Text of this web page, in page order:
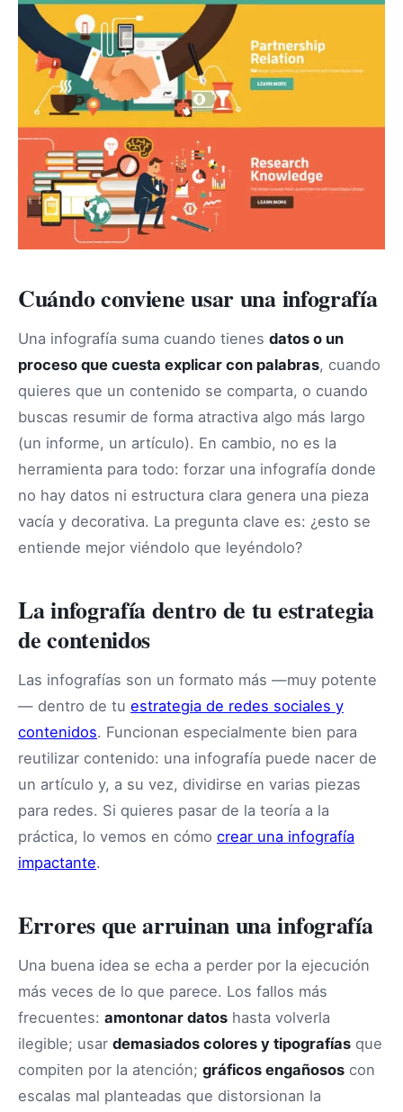
Cuándo conviene usar una infografía
Una infografía suma cuando tienes datos o un
proceso que cuesta explicar con palabras, cuando
quieres que un contenido se comparta, o cuando
buscas resumir de forma atractiva algo más largo
(un informe, un artículo). En cambio, no es la
herramienta para todo: forzar una infografía donde
no hay datos ni estructura clara genera una pieza
vacía y decorativa. La pregunta clave es: ¿esto se
entiende mejor viéndolo que leyéndolo?
La infografía dentro de tu estrategia
de contenidos
Las infografías son un formato más —muy potente
— dentro de tu estrategia de redes sociales y
contenidos. Funcionan especialmente bien para
reutilizar contenido: una infografía puede nacer de
un artículo y, a su vez, dividirse en varias piezas
para redes. Si quieres pasar de la teoría a la
práctica, lo vemos en cómo crear una infografía
impactante.
Errores que arruinan una infografía
Una buena idea se echa a perder por la ejecución
más veces de lo que parece. Los fallos más
frecuentes: amontonar datos hasta volverla
ilegible; usar demasiados colores y tipografías que
compiten por la atención; gráficos engañosos con
escalas mal planteadas que distorsionan la